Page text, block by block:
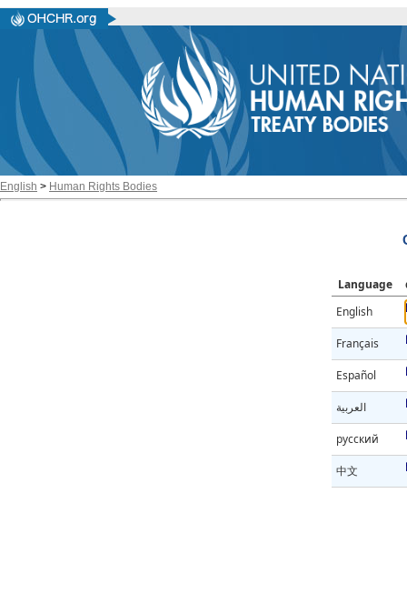
English > Human Rights Bodies
Language
English
Français
Español
العربية
русский
中文